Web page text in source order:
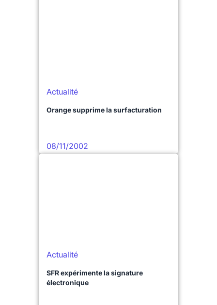
Actualité
Orange supprime la surfacturation
08/11/2002
Actualité
SFR expérimente la signature
électronique